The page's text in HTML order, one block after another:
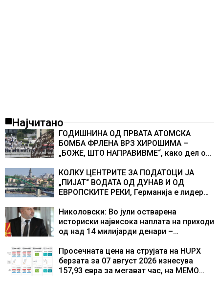
Најчитано
ГОДИШНИНА ОД ПРВАТА АТОМСКА
БОМБА ФРЛЕНА ВРЗ ХИРОШИМА –
„БОЖЕ, ШТО НАПРАВИВМЕ“, како дел од
учесниците во бомбардирањето го
доживуваа овој настан што го промени
текот на историјата
КОЛКУ ЦЕНТРИТЕ ЗА ПОДАТОЦИ ЈА
„ПИЈАТ“ ВОДАТА ОД ДУНАВ И ОД
ЕВРОПСКИТЕ РЕКИ, Германија е лидер
центри за податоци
Николовски: Во јули остварена
историски највисока наплата на приходи
од над 14 милијарди денари –
резултати
Просечната цена на струјата на HUPX
берзата за 07 август 2026 изнесува
157,93 евра за мегават час, на МЕМО